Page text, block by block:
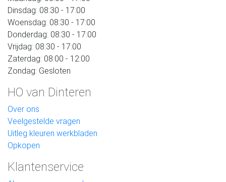
Dinsdag: 08:30 - 17:00
Woensdag: 08:30 - 17:00
Donderdag: 08:30 - 17:00
Vrijdag: 08:30 - 17:00
Zaterdag: 08:00 - 12:00
Zondag: Gesloten
HO van Dinteren
Over ons
Veelgestelde vragen
Uitleg kleuren werkbladen
Opkopen
Klantenservice